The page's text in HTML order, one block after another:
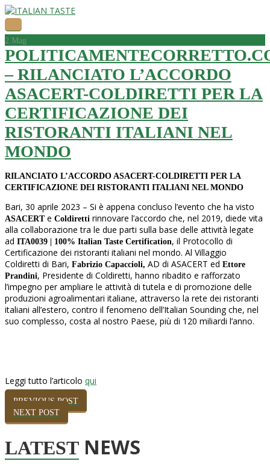
2 Mag
– RILANCIATO L’ACCORDO
ASACERT-COLDIRETTI PER LA
CERTIFICAZIONE DEI
RISTORANTI ITALIANI NEL
MONDO
RILANCIATO L’ACCORDO ASACERT-COLDIRETTI PER LA
CERTIFICAZIONE DEI RISTORANTI ITALIANI NEL MONDO
Bari, 30 aprile 2023 – Si è appena concluso l’evento che ha visto
ASACERTe Coldiretti rinnovare l’accordo che, nel 2019, diede vita
alla collaborazione tra le due parti sulla base delle attività legate
ad ITA0039 | 100% Italian Taste Certification, il Protocollo di
Certificazione dei ristoranti italiani nel mondo. Al Villaggio
Coldiretti di Bari, Fabrizio Capaccioli, AD di ASACERT ed Ettore
Prandini, Presidente di Coldiretti, hanno ribadito e rafforzato
l’impegno per ampliare le attività di tutela e di promozione delle
produzioni agroalimentari italiane, attraverso la rete dei ristoranti
italiani all’estero, contro il fenomeno dell’Italian Sounding che, nel
suo complesso, costa al nostro Paese, più di 120 miliardi l’anno.
Leggi tutto l’articolo qui
PREVIOUS POST
NEXT POST
LATEST NEWS